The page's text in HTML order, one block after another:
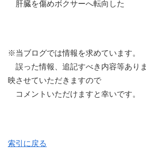
肝臓を傷めボクサーへ転向した
※当ブログでは情報を求めています。
誤った情報、追記すべき内容等あり
映させていただきますので
コメントいただけますと幸いです。
索引に戻る